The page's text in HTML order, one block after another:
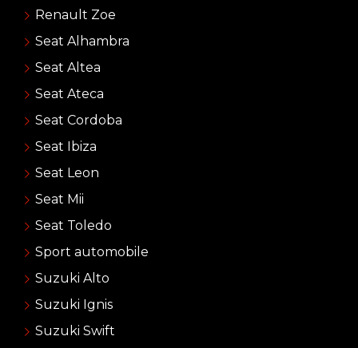
Renault Zoe
Seat Alhambra
Seat Altea
Seat Ateca
Seat Cordoba
Seat Ibiza
Seat Leon
Seat Mii
Seat Toledo
Sport automobile
Suzuki Alto
Suzuki Ignis
Suzuki Swift